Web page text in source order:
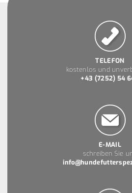
TELEFON
kostenlos und
+43 (7252) 54
E-MAIL
schreiben Sie